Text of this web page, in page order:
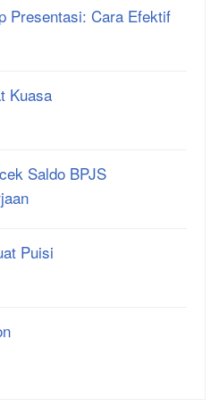
Presentasi: Cara Efektif
Kuasa
Saldo BPJS
Puisi